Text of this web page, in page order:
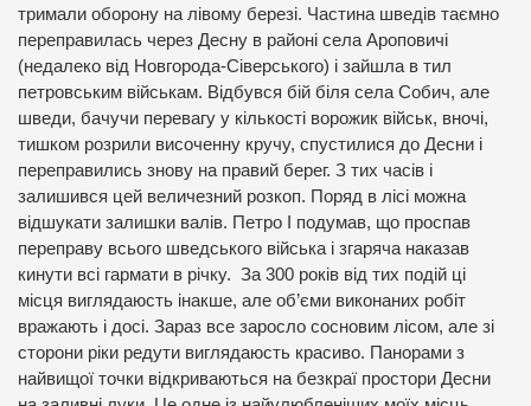
тримали оборону на лівому березі. Частина шведів таємно
переправилась через Десну в районі села Ароповичі
(недалеко від Новгорода-Сіверського) і зайшла в тил
петровським військам. Відбувся бій біля села Собич, але
шведи, бачучи перевагу у кількості ворожик військ, вночі,
тишком розрили височенну кручу, спустилися до Десни і
переправились знову на правий берег. З тих часів і
залишився цей величезний розкоп. Поряд в лісі можна
відшукати залишки валів. Петро І подумав, що проспав
переправу всього шведського війська і згаряча наказав
кинути всі гармати в річку. За 300 років від тих подій ці
місця виглядаюсть інакше, але об’єми виконаних робіт
вражають і досі. Зараз все заросло сосновим лісом, але зі
сторони ріки редути виглядаюсть красиво. Панорами з
найвищої точки відкриваються на безкраї простори Десни